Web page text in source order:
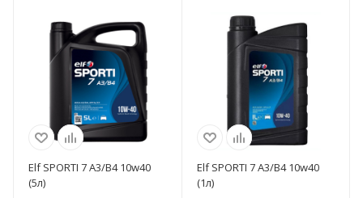
Elf SPORTI 7 A3/B4 10w40
(5л)
Elf SPORTI 7 A3/B4 10w40
(1л)